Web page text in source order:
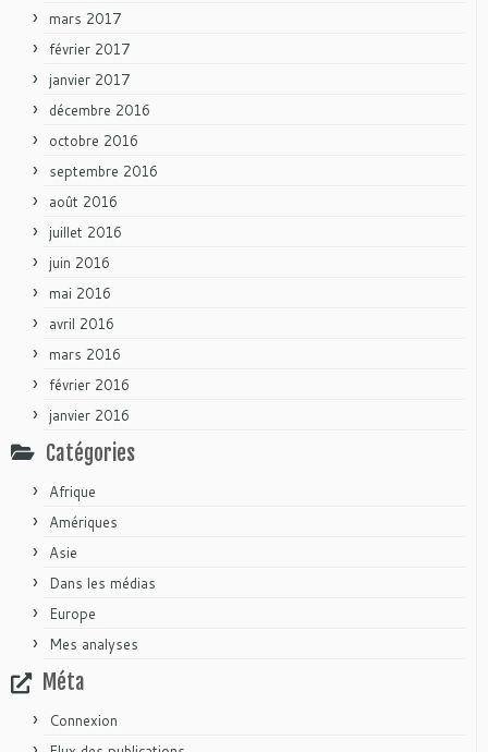
mars 2017
février 2017
janvier 2017
décembre 2016
octobre 2016
septembre 2016
août 2016
juillet 2016
juin 2016
mai 2016
avril 2016
mars 2016
février 2016
janvier 2016
Catégories
Afrique
Amériques
Asie
Dans les médias
Europe
Mes analyses
Méta
Connexion